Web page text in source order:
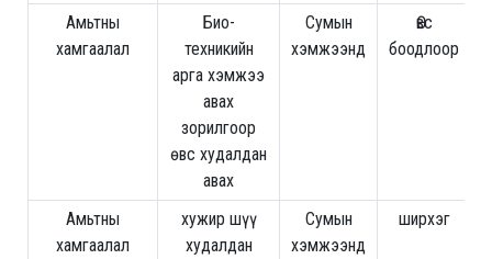
Амьтны
хамгаалал
Био-
техникийн
арга хэмжээ
авах
зорилгоор
өвс худалдан
авах
Сумын
хэмжээнд
Өвс
боодлоор
Амьтны
хамгаалал
хужир шүү
худалдан
Сумын
хэмжээнд
ширхэг